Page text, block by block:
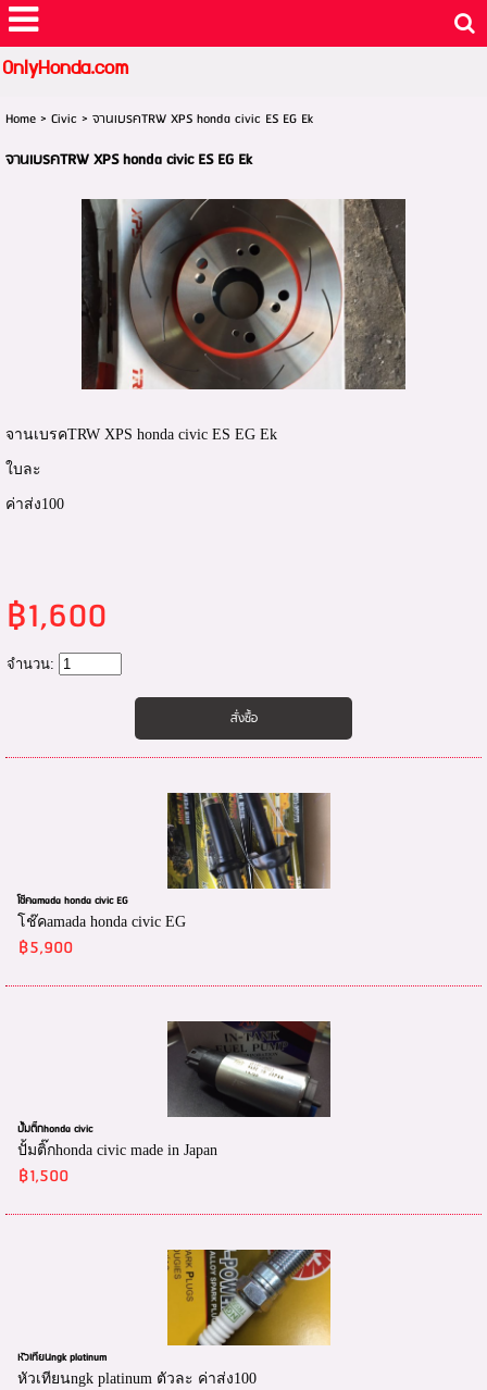
OnlyHonda.com
Home> Civic > จานเบรคTRW XPS honda civic ES EG Ek
จานเบรคTRW XPS honda civic ES EG Ek
จานเบรคTRW XPS honda civic ES EG Ek
ใบละ
ค่าส่ง100
฿1,600
จำนวน:
โช๊คamada honda civic EG
โช๊คamada honda civic EG
฿5,900
ปั้มติ๊กhonda civic
ปั้มติ๊กhonda civic made in Japan
฿1,500
หัวเทียนngk platinum
หัวเทียนngk platinum ตัวละ ค่าส่ง100